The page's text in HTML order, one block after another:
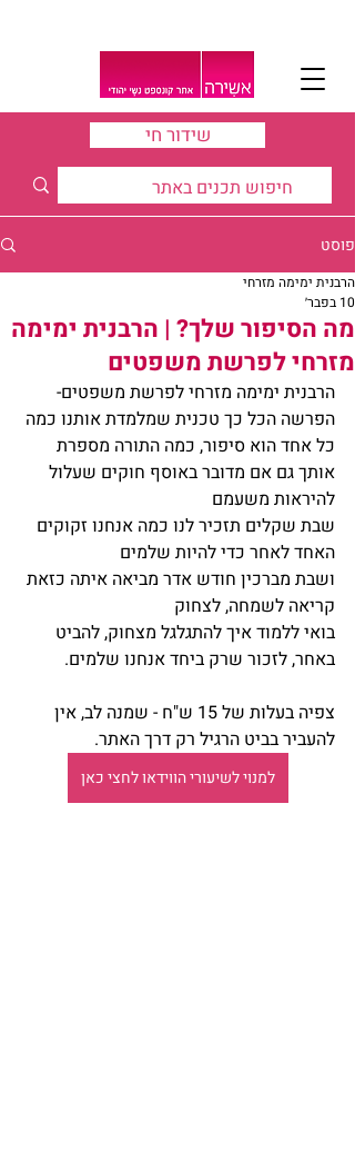
שידור חי
פוסט
מה הסיפור שלך? | הרבנית ימימה
מזרחי לפרשת משפטים
הרבנית ימימה מזרחי
10 בפבר׳
הרבנית ימימה מזרחי לפרשת משפטים-
הפרשה הכל כך טכנית שמלמדת אותנו כמה
כל אחד הוא סיפור, כמה התורה מספרת
אותך גם אם מדובר באוסף חוקים שעלול
להיראות משעמם
שבת שקלים תזכיר לנו כמה אנחנו זקוקים
האחד לאחר כדי להיות שלמים
ושבת מברכין חודש אדר מביאה איתה כזאת
קריאה לשמחה, לצחוק
בואי ללמוד איך להתגלגל מצחוק, להביט
באחר, לזכור שרק ביחד אנחנו שלמים.
צפיה בעלות של 15 ש"ח - שמנה לב, אין
להעביר בביט הרגיל רק דרך האתר.
למנוי לשיעורי הווידאו לחצי כאן